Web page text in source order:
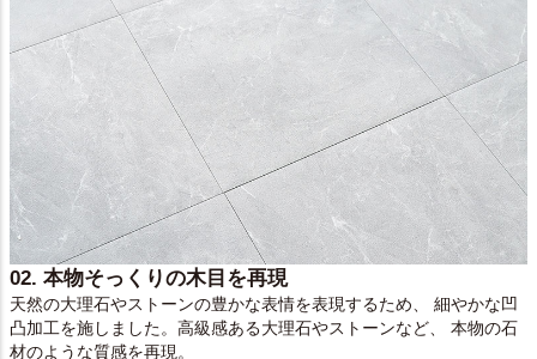
02. 本物そっくりの木目を再現
天然の大理石やストーンの豊かな表情を表現するため、 細やかな凹
凸加工を施しました。高級感ある大理石やストーンなど、 本物の石
材のような質感を再現。